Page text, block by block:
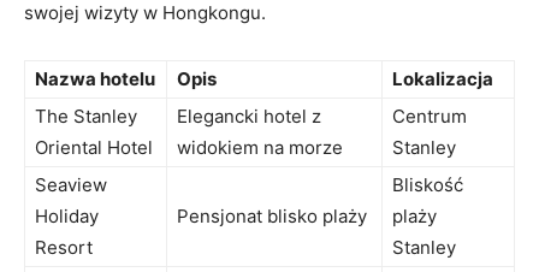
swojej wizyty w Hongkongu.
Nazwa hotelu Opis
Lokalizacja
The Stanley⁤
Oriental‍ Hotel
Elegancki hotel z
widokiem na morze
Centrum
Stanley
Seaview
Holiday
‌Resort
Pensjonat blisko plaży
Bliskość
plaży
Stanley